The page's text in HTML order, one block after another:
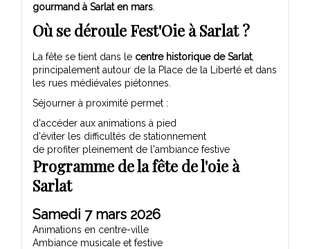
gourmand à Sarlat en mars
Où se déroule Fest'Oie à Sarlat ?
La fête se tient dans le centre historique de Sarlat,
principalement autour de la Place de la Liberté et dans
les rues médiévales piétonnes.
Séjourner à proximité permet :
d'accéder aux animations à pied
d'éviter les difficultés de stationnement
de profiter pleinement de l'ambiance festive
Programme de la fête de l'oie à
Sarlat
Samedi 7 mars 2026
Animations en centre-ville
Ambiance musicale et festive